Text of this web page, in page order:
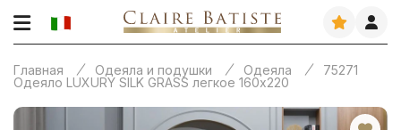
Главная Одеяла и подушки Одеяла
75271
Одеяло LUXURY SILK GRASS легкое 160х220